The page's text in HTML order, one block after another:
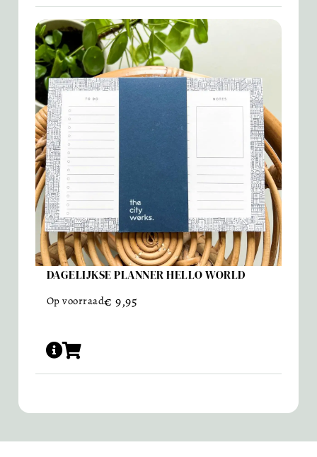
DAGELIJKSE PLANNER HELLO WORLD
Op voorraad€ 9,95